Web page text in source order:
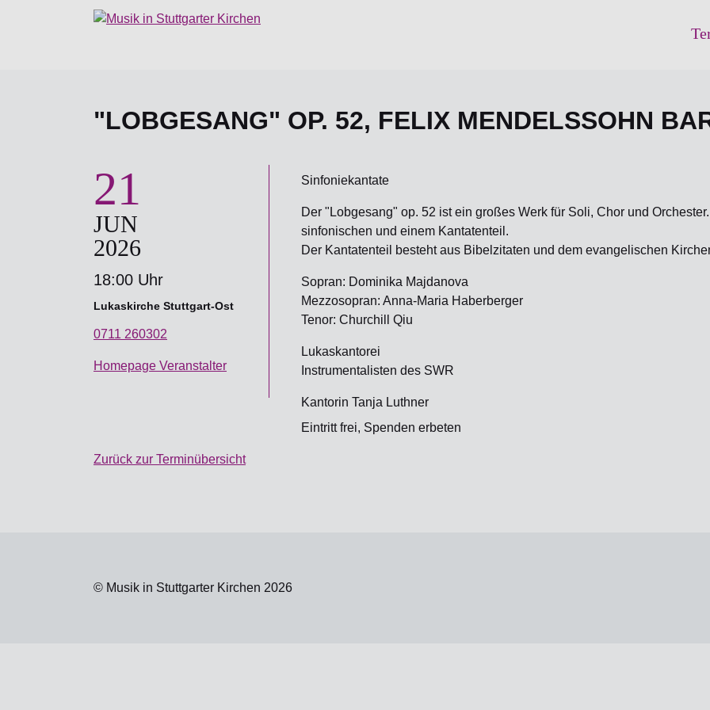
"LOBGESANG" OP. 52, FELIX MENDELSSOHN
21
JUN
2026
18:00 Uhr
Lukaskirche Stuttgart-Ost
0711 260302
Homepage Veranstalter
Sinfoniekantate
Der "Lobgesang" op. 52 ist ein großes Werk für Soli, Chor und
sinfonischen und einem Kantatenteil.
Der Kantatenteil besteht aus Bibelzitaten und dem evangelischen
Sopran: Dominika Majdanova
Mezzosopran: Anna-Maria Haberberger
Tenor: Churchill Qiu
Lukaskantorei
Instrumentalisten des SWR
Kantorin Tanja Luthner
Eintritt frei, Spenden erbeten
Zurück zur Terminübersicht
© Musik in Stuttgarter Kirchen 2026